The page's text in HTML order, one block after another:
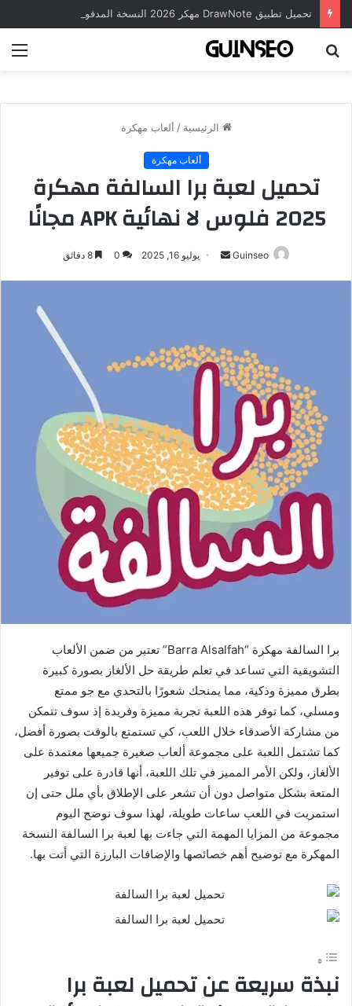
الرئيسية / ألعاب مهكرة
ألعاب مهكرة
تحميل لعبة برا السالفة مهكرة
2025 فلوس لا نهائية APK مجانًا
Guinseo
أرسل يوليو 16, 2025 0
برا السالفة مهكرة “Barra Alsalfah” تعتبر من ضمن الألعاب
التشويقية التي تساعد في تعلم طريقة حل الألغاز بصورة كبيرة
بطرق مميزة وذكية، مما يمنحك شعورًا بالتحدي مع جو ممتع
ومسلي، كما توفر هذه اللعبة تجربة مميزة وفريدة إذ سوف تتمكن
من مشاركة الأصدقاء خلال اللعب، كي تستمتع بالوقت بصورة أفضل،
كما تشتمل اللعبة على مجموعة ألعاب صغيرة جميعها معتمدة على
الألغاز، ولكن الأمر المميز في تلك اللعبة، أنها قادرة على توفير
المتعة بشكل متواصل دون أن تشعر على الإطلاق بأي ملل حتى إن
استمريت في اللعب ساعات طويلة، لهذا سوف نوضح اليوم
مجموعة من المزايا المهمة التي جاءت بها لعبة برا السالفة النسخة
المهكرة مع توضيح أهم خصائصها والإضافات البارزة التي أتت بها.
نبذة سريعة عن تحميل لعبة برا